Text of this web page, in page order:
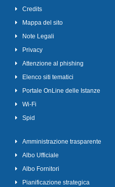
Credits
Mappa del sito
Note Legali
Privacy
Attenzione al phishing
Elenco siti tematici
Portale OnLine delle Istanze
Wi-Fi
Spid
Amministrazione trasparente
Albo Ufficiale
Albo Fornitori
Pianificazione strategica